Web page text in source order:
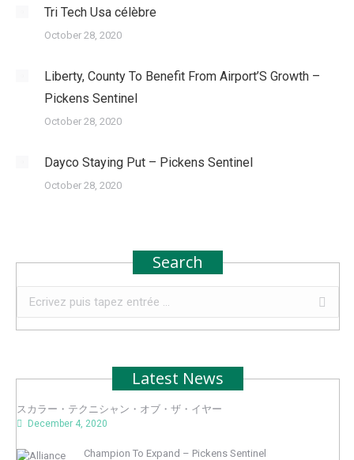
Tri Tech Usa célèbre
October 28, 2020
Liberty, County To Benefit From Airport’S Growth –
Pickens Sentinel
October 28, 2020
Dayco Staying Put – Pickens Sentinel
October 28, 2020
Search
Recherche
:
Latest News
スカラー・テクニシャン・オブ・ザ・イヤー
December 4, 2020
Champion To Expand – Pickens Sentinel